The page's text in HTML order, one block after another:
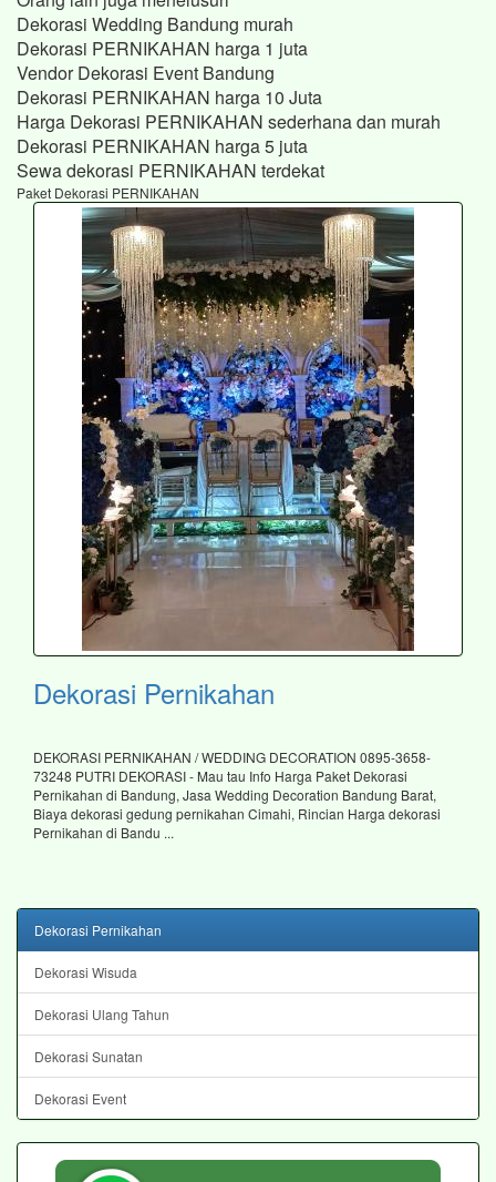
Dekorasi Wedding Bandung murah
Dekorasi PERNIKAHAN harga 1 juta
Vendor Dekorasi Event Bandung
Dekorasi PERNIKAHAN harga 10 Juta
Harga Dekorasi PERNIKAHAN sederhana dan murah
Dekorasi PERNIKAHAN harga 5 juta
Sewa dekorasi PERNIKAHAN terdekat
Paket Dekorasi PERNIKAHAN
Dekorasi Pernikahan
DEKORASI PERNIKAHAN / WEDDING DECORATION 0895-3658-
73248 PUTRI DEKORASI - Mau tau Info Harga Paket Dekorasi
Pernikahan di Bandung, Jasa Wedding Decoration Bandung Barat,
Biaya dekorasi gedung pernikahan Cimahi, Rincian Harga dekorasi
Pernikahan di Bandu ...
Dekorasi Pernikahan
Dekorasi Wisuda
Dekorasi Ulang Tahun
Dekorasi Sunatan
Dekorasi Event